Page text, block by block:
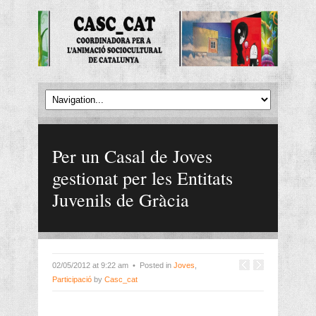
Per un Casal de Joves
gestionat per les Entitats
Juvenils de Gràcia
02/05/2012 at 9:22 am • Posted in Joves
Participació by Casc_cat